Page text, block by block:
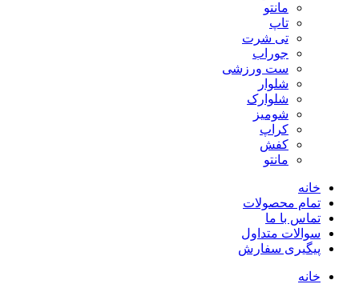
مانتو
تاپ
تی شرت
جوراب
ست ورزشی
شلوار
شلوارک
شومیز
کراپ
کفش
مانتو
خانه
تمام محصولات
تماس با ما
سوالات متداول
پیگیری سفارش
خانه